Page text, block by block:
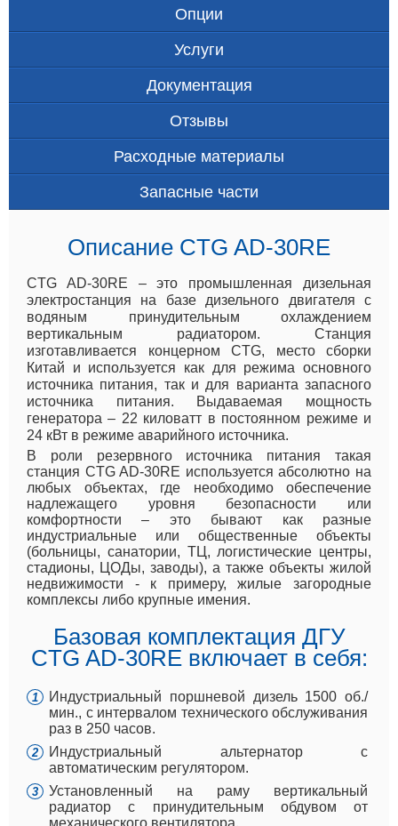
Опции
Услуги
Документация
Отзывы
Расходные материалы
Запасные части
Описание CTG AD-30RE
CTG AD-30RE – это промышленная дизельная
электростанция на базе дизельного двигателя с
водяным принудительным охлаждением
вертикальным радиатором. Станция
изготавливается концерном CTG, место сборки
Китай и используется как для режима основного
источника питания, так и для варианта запасного
источника питания. Выдаваемая мощность
генератора – 22 киловатт в постоянном режиме и
24 кВт в режиме аварийного источника.
В роли резервного источника питания такая
станция CTG AD-30RE используется абсолютно на
любых объектах, где необходимо обеспечение
надлежащего уровня безопасности или
комфортности – это бывают как разные
индустриальные или общественные объекты
(больницы, санатории, ТЦ, логистические центры,
стадионы, ЦОДы, заводы), а также объекты жилой
недвижимости - к примеру, жилые загородные
комплексы либо крупные имения.
Базовая комплектация ДГУ
CTG AD-30RE включает в себя:
Индустриальный поршневой дизель 1500 об./
мин., с интервалом технического обслуживания
раз в 250 часов.
Индустриальный альтернатор с
автоматическим регулятором.
Установленный на раму вертикальный
радиатор с принудительным обдувом от
механического вентилятора.